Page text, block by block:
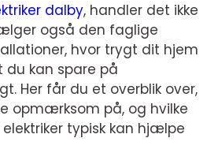
dalby, handler det ikke
også den faglige
hvor trygt dit hjem
du kan spare på
Her får du et overblik over,
opmærksom på, og hvilke
typisk kan hjælpe